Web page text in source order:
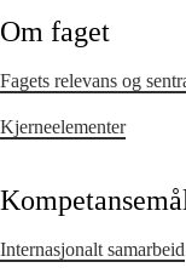
Om faget
Fagets relevans og
Kjerneelementer
Internasjonalt samarbeid